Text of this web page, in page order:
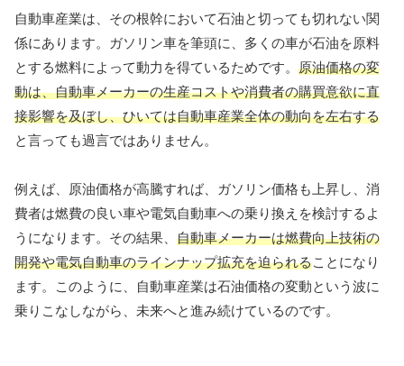
自動車産業は、その根幹において石油と切っても切れない関
係にあります。ガソリン車を筆頭に、多くの車が石油を原料
とする燃料によって動力を得ているためです。 原油価格の変
動は、自動車メーカーの生産コストや消費者の購買意欲に直
接影響を及ぼし、ひいては自動車産業全体の動向を左右する
と言っても過言ではありません。
例えば、原油価格が高騰すれば、ガソリン価格も上昇し、消
費者は燃費の良い車や電気自動車への乗り換えを検討するよ
うになります。その結果、 自動車メーカーは燃費向上技術の
開発や電気自動車のラインナップ拡充を迫られることになり
ます。このように、自動車産業は石油価格の変動という波に
乗りこなしながら、未来へと進み続けているのです。